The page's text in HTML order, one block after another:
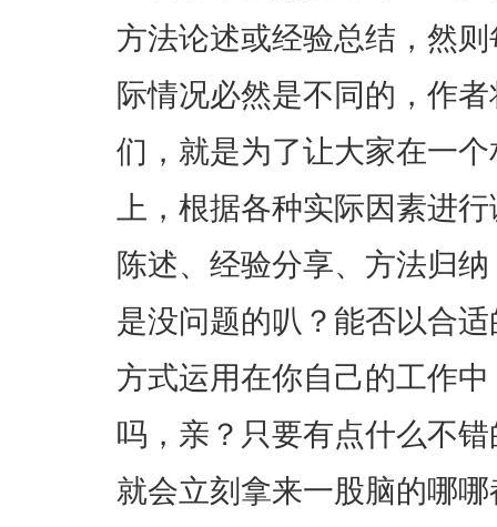
方法论述或经验总结，然
际情况必然是不同的，作
们，就是为了让大家在一个
上，根据各种实际因素进
陈述、经验分享、方法归
是没问题的叭？能否以合
方式运用在你自己的工作
吗，亲？只要有点什么不
就会立刻拿来一股脑的哪